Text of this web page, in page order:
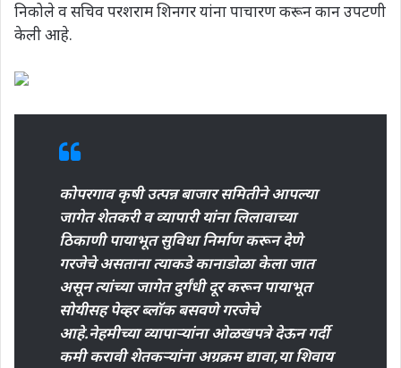
निकोले व सचिव परशराम शिनगर यांना पाचारण करून कान उपटणी
केली आहे.
कोपरगाव कृषी उत्पन्न बाजार समितीने आपल्या
जागेत शेतकरी व व्यापारी यांना लिलावाच्या
ठिकाणी पायाभूत सुविधा निर्माण करून देणे
गरजेचे असताना त्याकडे कानाडोळा केला जात
असून त्यांच्या जागेत दुर्गंधी दूर करून पायाभूत
सोयीसह पेव्हर ब्लॉक बसवणे गरजेचे
आहे.नेहमीच्या व्यापाऱ्यांना ओळखपत्रे देऊन गर्दी
कमी करावी शेतकऱ्यांना अग्रक्रम द्यावा,या शिवाय